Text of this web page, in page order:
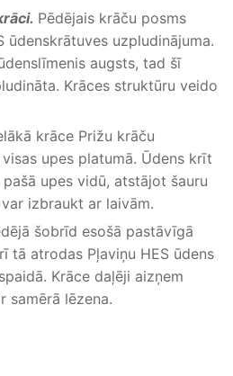
Pēdējais krāču posms
ūdenskrātuves uzpludinājuma.
augsts, tad šī
Krāces struktūru veido
krāce Prižu krāču
upes platumā. Ūdens krīt
upes vidū, atstājot šauru
izbraukt ar laivām.
šobrīd esošā pastāvīgā
tā atrodas Pļaviņu HES ūdens
Krāce daļēji aizņem
samērā lēzena.